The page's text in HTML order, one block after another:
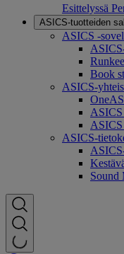
Esittelyssä
ASICS-tuotteiden
ASICS -
Book
ASICS-
ASICS-
Sound